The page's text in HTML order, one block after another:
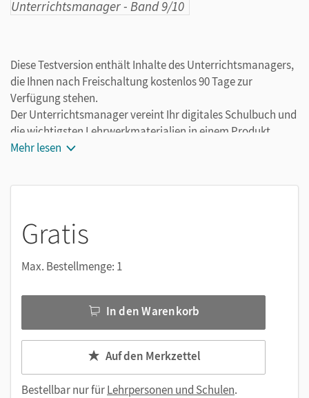
Diese Testversion enthält Inhalte des Unterrichtsmanagers,
die Ihnen nach Freischaltung kostenlos 90 Tage zur
Verfügung stehen.
Der Unterrichtsmanager vereint Ihr digitales Schulbuch und
die wichtigsten Lehrwerkmaterialien in einem Produkt.
Ergänzt um hilfreiche Planungstools, vereinfacht er Ihre
Mehr lesen
Gratis
Max. Bestellmenge: 1
In den Warenkorb
Auf den Merkzettel
Bestellbar nur fürLehrpersonen und Schulen.